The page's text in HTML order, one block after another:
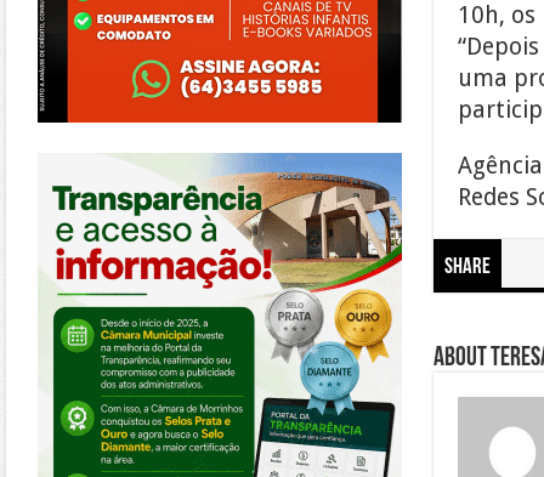
10h,
uma
Redes
Share
About
https://morrinhos.go.leg.br/